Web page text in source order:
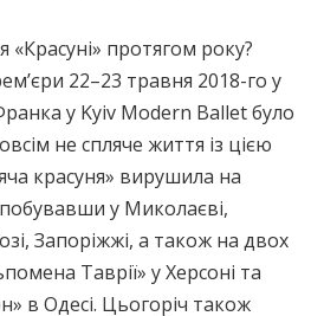
протягом року?
22–23 травня 2018-го у
у Kyiv Modern Ballet було
не спляче життя із цією
красуня» вирушила на
у Миколаєві,
Запоріжжі, а також на двох
Таврії» у Херсоні та
в Одесі. Цьогоріч також